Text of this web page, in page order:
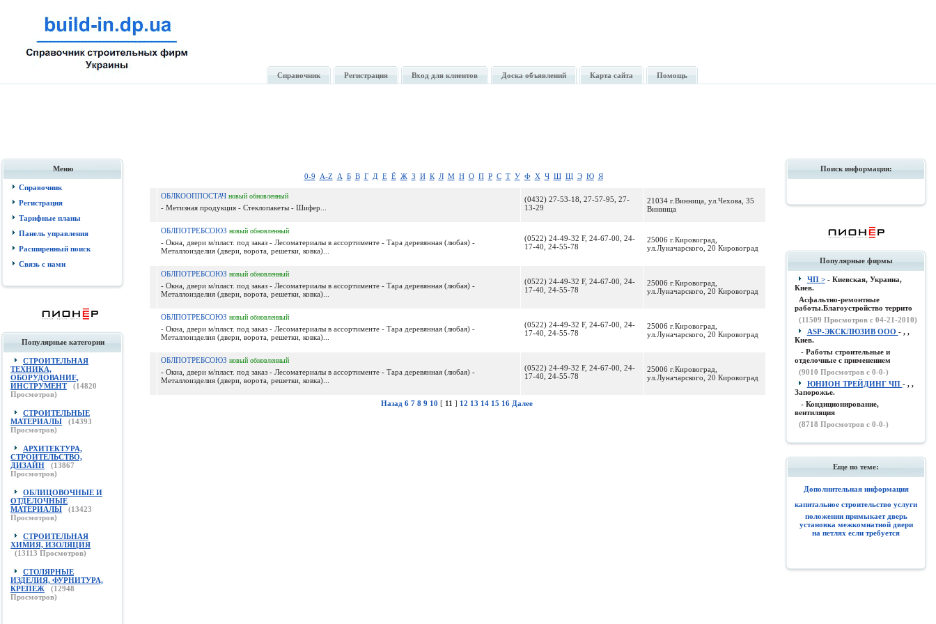
Справочник Регистрация Вход для клиентов Доска объявлений Карта сайта Помощь
Меню
Справочник
Регистрация
Тарифные планы
Панель управления
Расширенный поиск
Связь с нами
Популярные категории
СТРОИТЕЛЬНАЯ
ТЕХНИКА,
ОБОРУДОВАНИЕ,
ИНСТРУМЕНТ
(14820
Просмотров)
СТРОИТЕЛЬНЫЕ
МАТЕРИАЛЫ
(14393
Просмотров)
АРХИТЕКТУРА,
СТРОИТЕЛЬСТВО,
ДИЗАЙН
(13867
Просмотров)
ОБЛИЦОВОЧНЫЕ И
ОТДЕЛОЧНЫЕ
МАТЕРИАЛЫ
(13423
Просмотров)
СТРОИТЕЛЬНАЯ
ХИМИЯ, ИЗОЛЯЦИЯ
(13113 Просмотров)
СТОЛЯРНЫЕ
ИЗДЕЛИЯ, ФУРНИТУРА,
КРЕПЕЖ
(12948
Просмотров)
0-9 A-Z А Б В Г Д Е Ё Ж З И К Л М Н О П Р С Т У Ф Х Ч Ш Щ Э Ю Я
ОБЛКООППОСТАЧ новый обновленный
- Метизная продукция - Стеклопакеты - Шифер...
(0432) 27-53-18, 27-57-95, 27-
13-29
21034 г.Винница, ул.Чехова, 35
Винница
ОБЛПОТРЕБСОЮЗ новый обновленный
- Окна, двери м/пласт. под заказ - Лесоматериалы в ассортименте - Тара деревянная (любая) -
Металлоизделия (двери, ворота, решетки, ковка)...
(0522) 24-49-32 F, 24-67-00, 24-
17-40, 24-55-78
25006 г.Кировоград,
ул.Луначарского, 20 Кировоград
ОБЛПОТРЕБСОЮЗ новый обновленный
- Окна, двери м/пласт. под заказ - Лесоматериалы в ассортименте - Тара деревянная (любая) -
Металлоизделия (двери, ворота, решетки, ковка)...
(0522) 24-49-32 F, 24-67-00, 24-
17-40, 24-55-78
25006 г.Кировоград,
ул.Луначарского, 20 Кировоград
ОБЛПОТРЕБСОЮЗ новый обновленный
- Окна, двери м/пласт. под заказ - Лесоматериалы в ассортименте - Тара деревянная (любая) -
Металлоизделия (двери, ворота, решетки, ковка)...
(0522) 24-49-32 F, 24-67-00, 24-
17-40, 24-55-78
25006 г.Кировоград,
ул.Луначарского, 20 Кировоград
ОБЛПОТРЕБСОЮЗ новый обновленный
- Окна, двери м/пласт. под заказ - Лесоматериалы в ассортименте - Тара деревянная (любая) -
Металлоизделия (двери, ворота, решетки, ковка)...
(0522) 24-49-32 F, 24-67-00, 24-
17-40, 24-55-78
25006 г.Кировоград,
ул.Луначарского, 20 Кировоград
Назад 6 7 8 9 10 [ 11 ] 12 13 14 15 16 Далее
Поиск информации:
Популярные фирмы
ЧП >- Киевская, Украина,
Киев.
Асфальтно-ремонтные
работы.Благоустройство террито
(11509 Просмотров с 04-21-2010)
ASP-ЭКСКЛЮЗИВ ООО - , ,
Киев.
- Работы строительные и
отделочные с применением
(9010 Просмотров с 0-0-)
ЮНИОН ТРЕЙДИНГ ЧП - , ,
Запорожье.
- Кондиционирование,
вентиляция
(8718 Просмотров с 0-0-)
Еще по теме:
Дополнительная информация
капитальное строительство услуги
положении примыкает дверь
установка межкомнатной двери
на петлях если требуется